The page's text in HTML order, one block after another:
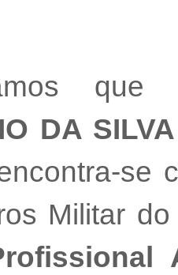
DA
se
Militar